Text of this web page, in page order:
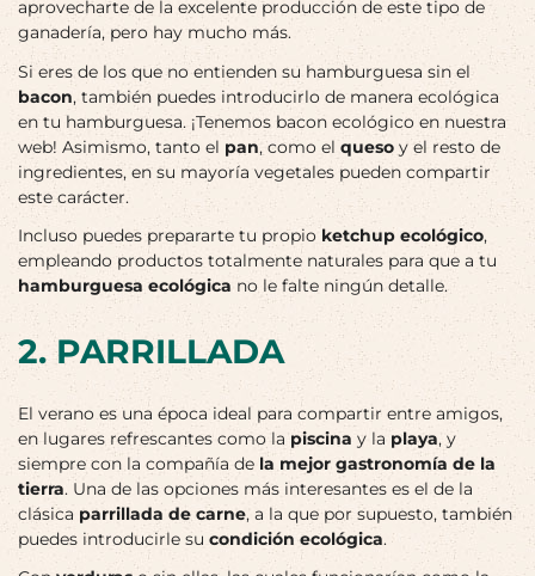
aprovecharte de la excelente producción de este tipo de
ganadería, pero hay mucho más.
Si eres de los que no entienden su hamburguesa sin el
bacon, también puedes introducirlo de manera ecológica
en tu hamburguesa. ¡Tenemos bacon ecológico en nuestra
web! Asimismo, tanto el pan, como el queso y el resto de
ingredientes, en su mayoría vegetales pueden compartir
este carácter.
Incluso puedes prepararte tu propio ketchup ecológico,
empleando productos totalmente naturales para que a tu
hamburguesa ecológica no le falte ningún detalle.
2. PARRILLADA
El verano es una época ideal para compartir entre amigos,
en lugares refrescantes como lapiscina y la playa, y
siempre con la compañía de la mejor gastronomía de la
tierra. Una de las opciones más interesantes es el de la
clásica parrillada de carne, a la que por supuesto, también
puedes introducirle su condición ecológica.